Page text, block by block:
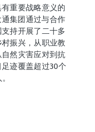
重要战略意义的
集团通过与合作
持开展了二十多
振兴，从职业教
然灾害应对到抗
迹覆盖超过30个